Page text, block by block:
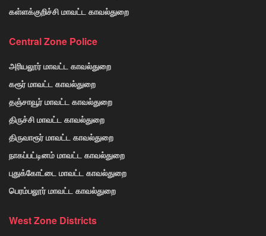
கள்ளக்குறிச்சி மாவட்ட காவல்துறை
Central Zone Police
அரியலூர் மாவட்ட காவல்துறை
கரூர் மாவட்ட காவல்துறை
தஞ்சாவூர் மாவட்ட காவல்துறை
திருச்சி மாவட்ட காவல்துறை
திருவாரூர் மாவட்ட காவல்துறை
நாகப்பட்டினம் மாவட்ட காவல்துறை
புதுக்கோட்டை மாவட்ட காவல்துறை
பெரம்பலூர் மாவட்ட காவல்துறை
West Zone Districts